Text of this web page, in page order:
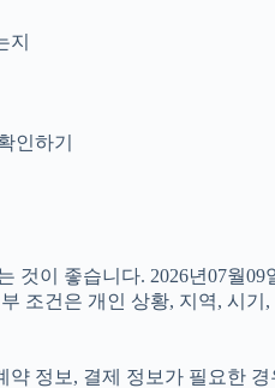
지
인하기
이 좋습니다. 2026년07월
조건은 개인 상황, 지역, 시
정보, 결제 정보가 필요한